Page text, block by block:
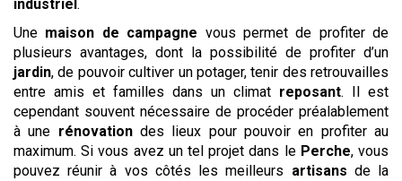
industriel .
Une maison de campagne vous permet de profiter de
plusieurs avantages, dont la possibilité de profiter d’un
jardin, de pouvoir cultiver un potager, tenir des retrouvailles
entre amis et familles dans un climat reposant. Il est
cependant souvent nécessaire de procéder préalablement
à une rénovationdes lieux pour pouvoir en profiter au
maximum. Si vous avez un tel projet dans le Perche, vous
pouvez réunir à vos côtés les meilleurs artisans de la